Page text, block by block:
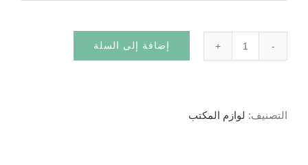
NAVIGATEUR
إضافة إلى السلة
التصنيف: لوازم المكتب